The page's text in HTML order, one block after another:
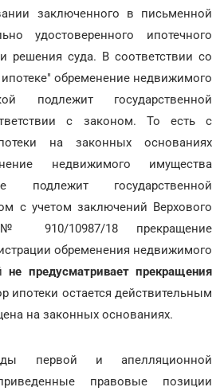
заключенного в письменной
удостоверенного ипотечного
решения суда. В соответствии со
обременение недвижимого
подлежит государственной
с законом. То есть с
на законных основаниях
недвижимого имущества
подлежит государственной
с учетом заключений Верхового
10987/18 прекращение
обременения недвижимого
не предусматривает прекращения
ипотеки остается действительным
на законных основаниях.
первой и апелляционной
правовые позиции